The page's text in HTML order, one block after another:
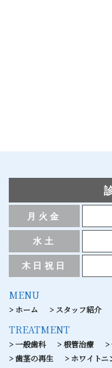
月火金
水土
木日祝日
MENU
ホーム スタッフ紹介
TREATMENT
一般歯科 根管治療
歯茎の再生
ホワイトニ